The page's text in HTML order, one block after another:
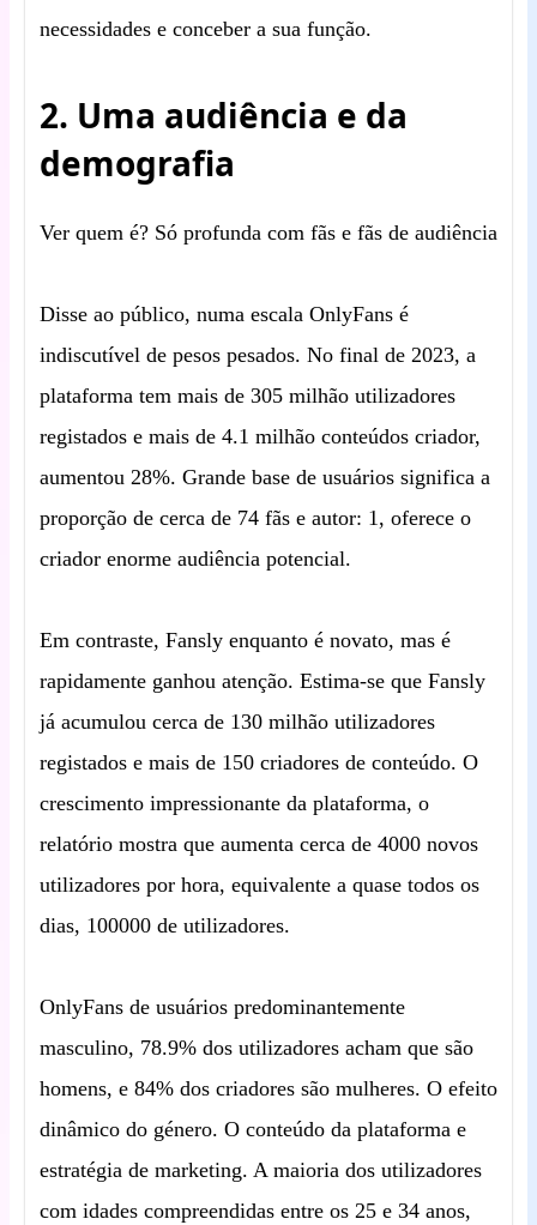
necessidades e conceber a sua função.
2. Uma audiência e da
demografia
Ver quem é? Só profunda com fãs e fãs de audiência
Disse ao público, numa escala OnlyFans é
indiscutível de pesos pesados. No final de 2023, a
plataforma tem mais de 305 milhão utilizadores
registados e mais de 4.1 milhão conteúdos criador,
aumentou 28%. Grande base de usuários significa a
proporção de cerca de 74 fãs e autor: 1, oferece o
criador enorme audiência potencial.
Em contraste, Fansly enquanto é novato, mas é
rapidamente ganhou atenção. Estima-se que Fansly
já acumulou cerca de 130 milhão utilizadores
registados e mais de 150 criadores de conteúdo. O
crescimento impressionante da plataforma, o
relatório mostra que aumenta cerca de 4000 novos
utilizadores por hora, equivalente a quase todos os
dias, 100000 de utilizadores.
OnlyFans de usuários predominantemente
masculino, 78.9% dos utilizadores acham que são
homens, e 84% dos criadores são mulheres. O efeito
dinâmico do género. O conteúdo da plataforma e
estratégia de marketing. A maioria dos utilizadores
com idades compreendidas entre os 25 e 34 anos,